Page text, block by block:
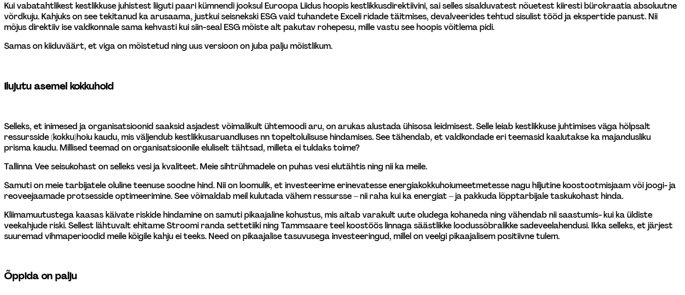
Kui vabatahtlikest kestlikkuse juhistest liiguti paari kümnendi jooksul Euroopa Liidus hoopis kestlikkusdirektiivini, sai selles sisalduvatest nõuetest kiiresti bürokraatia absoluutne
võrdkuju. Kahjuks on see tekitanud ka arusaama, justkui seisnekski ESG vaid tuhandete Exceli ridade täitmises, devalveerides tehtud sisulist tööd ja ekspertide panust. Nii
mõjus direktiiv ise valdkonnale sama kehvasti kui siin-seal ESG mõiste alt pakutav rohepesu, mille vastu see hoopis võitlema pidi.
Samas on kiiduväärt, et viga on mõistetud ning uus versioon on juba palju mõistlikum.
Ilujutu asemel kokkuhoid
Selleks, et inimesed ja organisatsioonid saaksid asjadest võimalikult ühtemoodi aru, on arukas alustada ühisosa leidmisest. Selle leiab kestlikkuse juhtimises väga hõlpsalt
ressursside (kokku)hoiu kaudu, mis väljendub kestlikkusaruandluses nn topeltolulisuse hindamises. See tähendab, et valdkondade eri teemasid kaalutakse ka majandusliku
prisma kaudu. Millised teemad on organisatsioonile eluliselt tähtsad, milleta ei tuldaks toime?
Tallinna Vee seisukohast on selleks vesi ja kvaliteet. Meie sihtrühmadele on puhas vesi elutähtis ning nii ka meile.
Samuti on meie tarbijatele oluline teenuse soodne hind. Nii on loomulik, et investeerime erinevatesse energiakokkuhoiumeetmetesse nagu hiljutine koostootmisjaam või joogi- ja
reoveejaamade protsesside optimeerimine. See võimaldab meil kulutada vähem ressursse – nii raha kui ka energiat – ja pakkuda lõpptarbijale taskukohast hinda.
Kliimamuutustega kaasas käivate riskide hindamine on samuti pikaajaline kohustus, mis aitab varakult uute oludega kohaneda ning vähendab nii saastumis- kui ka üldiste
veekahjude riski. Sellest lähtuvalt ehitame Stroomi randa settetiiki ning Tammsaare teel koostöös linnaga säästlikke loodussõbralikke sadeveelahendusi. Ikka selleks, et järjest
suuremad vihmaperioodid meile kõigile kahju ei teeks. Need on pikaajalise tasuvusega investeeringud, millel on veelgi pikaajalisem positiivne tulem.
Õppida on palju